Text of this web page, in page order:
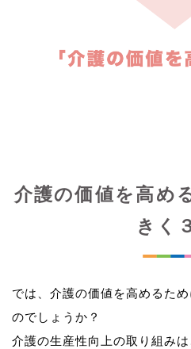
介護の価値を高め
きく
では、介護の価値を高めるた
のでしょうか？
介護の生産性向上の取り組み